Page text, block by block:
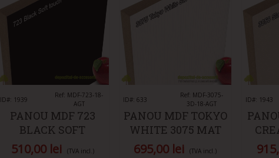
Îmi place
ID#: 1939
Ref: MDF-723-18-
AGT
PANOU MDF 723
BLACK SOFT
TOUCH MAT AGT
510,00 lei (TVA incl.)
Îmi place
ID#: 633
Ref: MDF-3075-
3D-18-AGT
PANOU MDF TOKYO
WHITE 3075 MAT
3D AGT
695,00 lei (TVA incl.)
ID#: 1943
3056